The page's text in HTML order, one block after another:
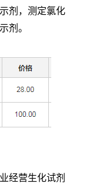
剂，测定氯化
剂。
经营生化试剂